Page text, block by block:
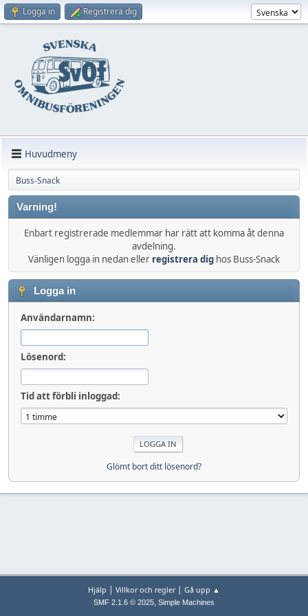
Logga in Registrera dig
Huvudmeny
Buss-Snack
Varning!
Enbart registrerade medlemmar har rätt att komma åt denna
avdelning.
Vänligen logga in nedan eller registrera dig hos Buss-Snack
Logga in
Användarnamn:
Lösenord:
Tid att förbli inloggad:
Glömt bort ditt lösenord?
Hjälp | Villkor och regler| Gå upp ▲
SMF 2.1.6 © 2025, Simple Machines